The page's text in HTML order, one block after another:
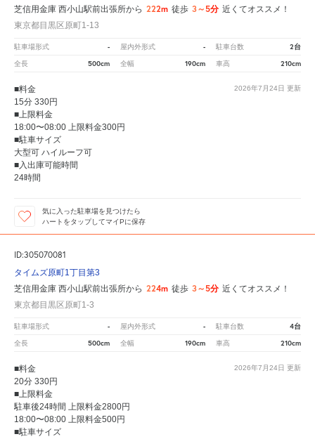
芝信用金庫 西小山駅前出張所から 222m 徒歩 3～5分 近くてオススメ！
東京都目黒区原町1-13
駐車場形式 - 屋内外形式 - 駐車台数 2台
全長 500cm 全幅 190cm 車高 210cm
2026年7月24日 更新
■料金
15分 330円
■上限料金
18:00〜08:00 上限料金300円
■駐車サイズ
大型可 ハイルーフ可
■入出庫可能時間
24時間
気に入った駐車場を見つけたら
ハートをタップしてマイPに保存
ID:305070081
タイムズ原町1丁目第3
芝信用金庫 西小山駅前出張所から 224m 徒歩 3～5分 近くてオススメ！
東京都目黒区原町1-3
駐車場形式 - 屋内外形式 - 駐車台数 4台
全長 500cm 全幅 190cm 車高 210cm
2026年7月24日 更新
■料金
20分 330円
■上限料金
駐車後24時間 上限料金2800円
18:00〜08:00 上限料金500円
■駐車サイズ